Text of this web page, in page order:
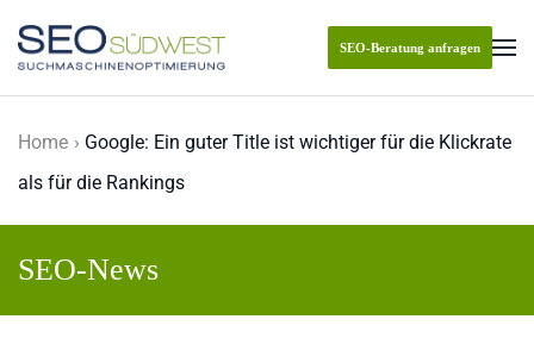
Skip to main content
SEO-Beratung anfragen
Home
Google: Ein guter Title ist wichtiger für die Klickrate
als für die Rankings
SEO-News